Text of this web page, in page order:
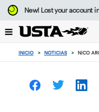
Enfoque
desde
botón
volver
principio
New!Lost your account
INICIO > NOTICIAS > NICO